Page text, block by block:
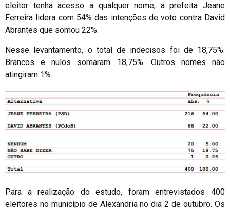
eleitor tenha acesso a qualquer nome, a prefeita Jeane
Ferreira lidera com 54% das intenções de voto contra David
Abrantes que somou 22%.
Nesse levantamento, o total de indecisos foi de 18,75%.
Brancos e nulos somaram 18,75%. Outros nomes não
atingiram 1%.
Para a realização do estudo, foram entrevistados 400
eleitores no município de Alexandria no dia 2 de outubro. Os